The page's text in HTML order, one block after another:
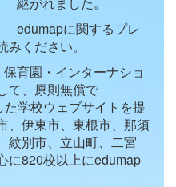
edumapに関するプレ
みください。
育園・インターナショ
て、原則無償で
学校ウェブサイトを提
、伊東市、東根市、那須
紋別市、立山町、二宮
に820校以上にedumap